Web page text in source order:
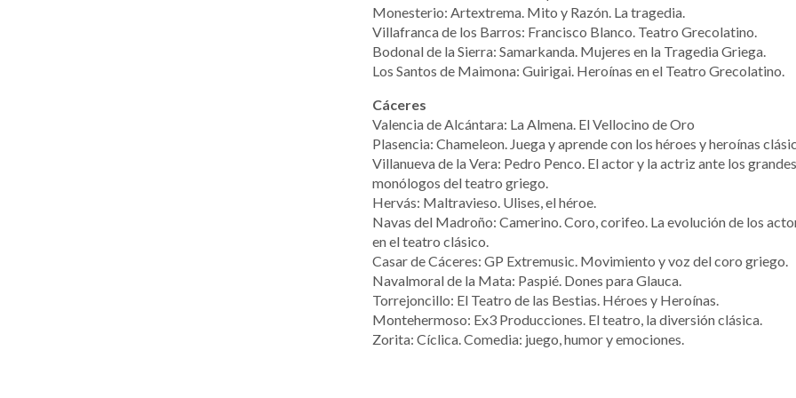
Monesterio: Artextrema. Mito y Razón. La tragedia.
Villafranca de los Barros: Francisco Blanco. Teatro Grecolatino.
Bodonal de la Sierra: Samarkanda. Mujeres en la Tragedia Griega.
Los Santos de Maimona: Guirigai. Heroínas en el Teatro Grecolatino.
Cáceres
Valencia de Alcántara: La Almena. El Vellocino de Oro
Plasencia: Chameleon. Juega y aprende con los héroes y heroínas
Villanueva de la Vera: Pedro Penco. El actor y la actriz ante los grandes
monólogos del teatro griego.
Hervás: Maltravieso. Ulises, el héroe.
Navas del Madroño: Camerino. Coro, corifeo. La evolución de los
en el teatro clásico.
Casar de Cáceres: GP Extremusic. Movimiento y voz del coro griego.
Navalmoral de la Mata: Paspié. Dones para Glauca.
Torrejoncillo: El Teatro de las Bestias. Héroes y Heroínas.
Montehermoso: Ex3 Producciones. El teatro, la diversión clásica.
Zorita: Cíclica. Comedia: juego, humor y emociones.